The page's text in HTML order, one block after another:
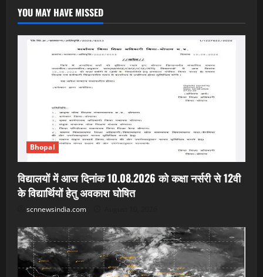
YOU MAY HAVE MISSED
Bhopal
विद्यालयों में आज दिनांक 10.08.2026 को कक्षा नर्सरी से 12वी
के विद्यार्थियों हेतु अवकाश घोषित
scnnewsindia.com